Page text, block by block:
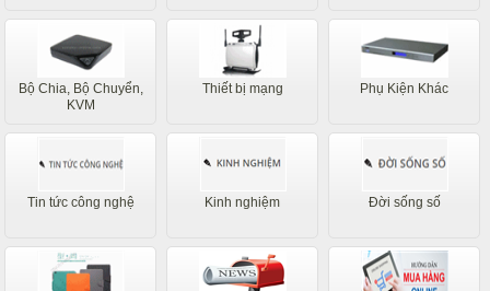
Bộ Chia, Bộ Chuyển,
KVM
Thiết bị mạng Phụ Kiện Khác
Tin tức công nghệ Kinh nghiệm Đời sống số